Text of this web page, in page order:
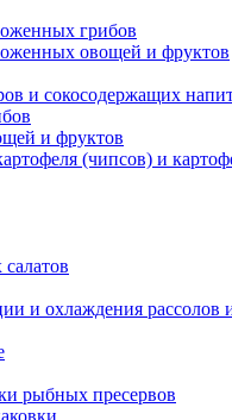
грибов
овощей и фруктов
и сокосодержащих
и фруктов
(чипсов) и
и охлаждения рассолов
рыбных пресервов